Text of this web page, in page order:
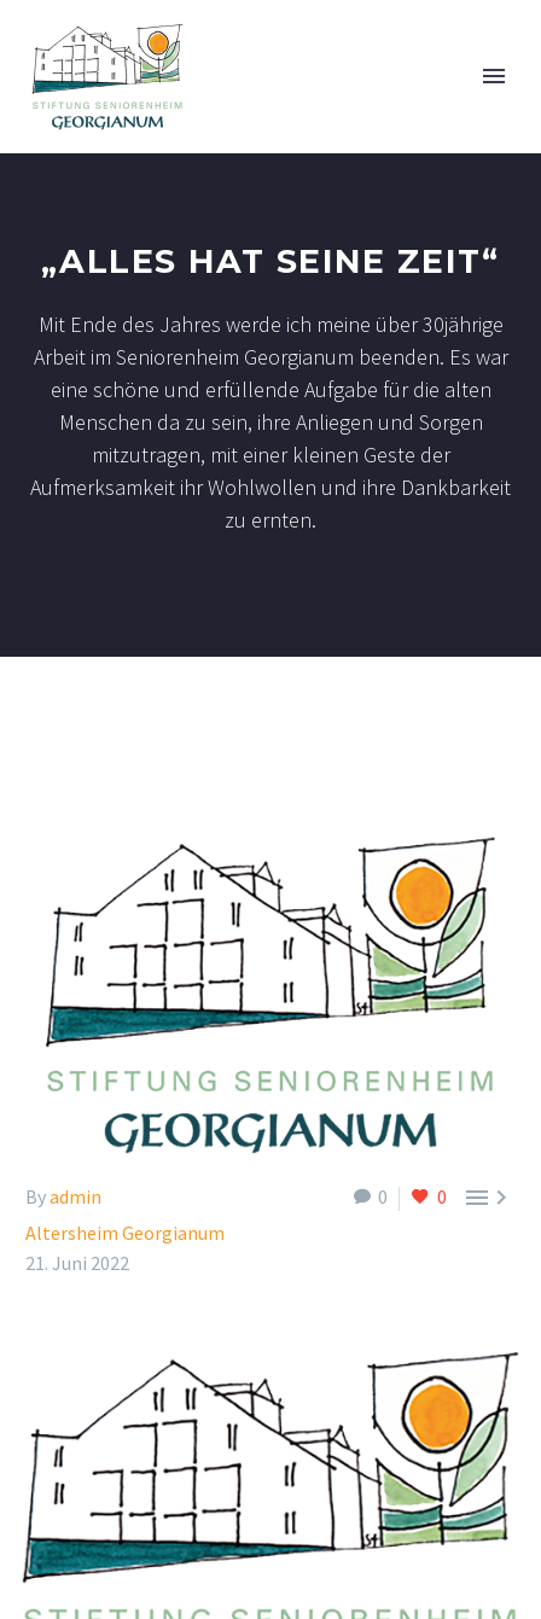
„ALLES HAT SEINE ZEIT“
Mit Ende des Jahres werde ich meine über 30jährige
Arbeit im Seniorenheim Georgianum beenden. Es war
eine schöne und erfüllende Aufgabe für die alten
Menschen da zu sein, ihre Anliegen und Sorgen
mitzutragen, mit einer kleinen Geste der
Aufmerksamkeit ihr Wohlwollen und ihre Dankbarkeit
zu ernten.
0 0 
Byadmin
Altersheim Georgianum
21. Juni 2022